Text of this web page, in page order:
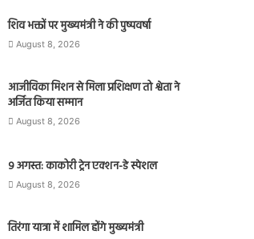
शिव भक्तों पर मुख्यमंत्री ने की पुष्पवर्षा
August 8, 2026
आजीविका मिशन से मिला प्रशिक्षण तो श्वेता ने
अर्जित किया सम्मान
August 8, 2026
9 अगस्त: काकोरी ट्रेन एक्शन-डे स्पेशल
August 8, 2026
तिरंगा यात्रा में शामिल होंगे मुख्यमंत्री